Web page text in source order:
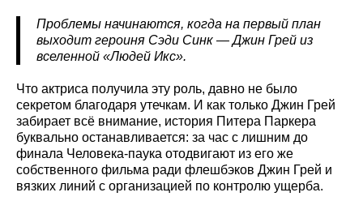
Проблемы начинаются, когда на первый план
выходит героиня Сэди Синк — Джин Грей из
вселенной «Людей Икс».
Что актриса получила эту роль, давно не было
секретом благодаря утечкам. И как только Джин Грей
забирает всё внимание, история Питера Паркера
буквально останавливается: за час с лишним до
финала Человека-паука отодвигают из его же
собственного фильма ради флешбэков Джин Грей и
вязких линий с организацией по контролю ущерба.